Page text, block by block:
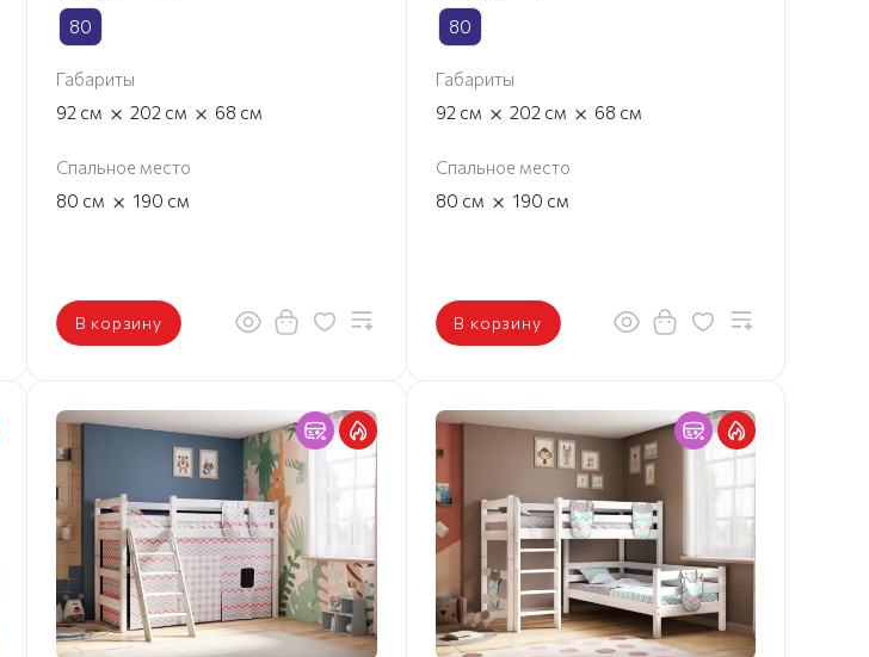
80
Габариты
92 см × 202 см × 68 см
Спальное место
80 см × 190 см
В корзину
80
Габариты
92 см × 202 см × 68 см
Спальное место
80 см × 190 см
В корзину